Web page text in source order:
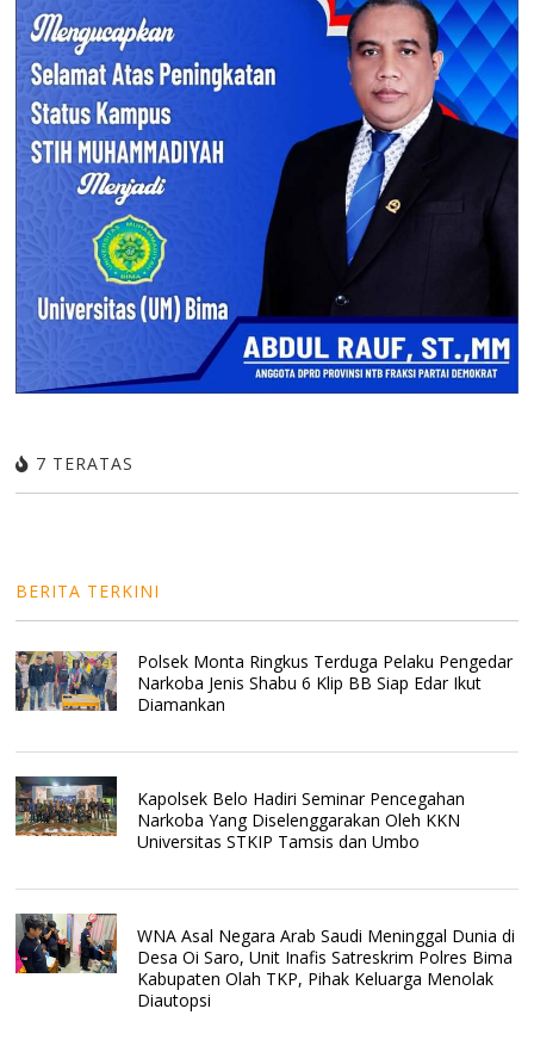
7 TERATAS
BERITA TERKINI
Polsek Monta Ringkus Terduga Pelaku Pengedar
Narkoba Jenis Shabu 6 Klip BB Siap Edar Ikut
Diamankan
Kapolsek Belo Hadiri Seminar Pencegahan
Narkoba Yang Diselenggarakan Oleh KKN
Universitas STKIP Tamsis dan Umbo
WNA Asal Negara Arab Saudi Meninggal Dunia di
Desa Oi Saro, Unit Inafis Satreskrim Polres Bima
Kabupaten Olah TKP, Pihak Keluarga Menolak
Diautopsi